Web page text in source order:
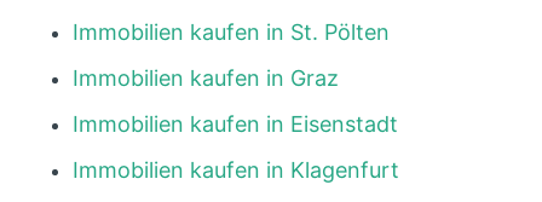
Immobilien kaufen in St. Pölten
Immobilien kaufen in Graz
Immobilien kaufen in Eisenstadt
Immobilien kaufen in Klagenfurt